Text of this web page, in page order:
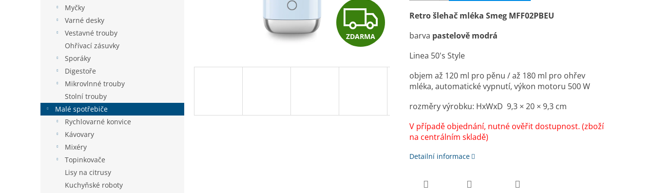
Myčky
Varné desky
Vestavné trouby
Ohřívací zásuvky
Sporáky
Digestoře
Mikrovlnné trouby
Stolní trouby
Malé spotřebiče
Rychlovarné konvice
Kávovary
Mixéry
Topinkovače
Lisy na citrusy
Kuchyňské roboty
Z
D
R
ZDARMA
Retro šlehač mléka Smeg MFF02PBEU
barva pastelově modrá
Linea 50's Style
objem až 120 ml pro pěnu / až 180 ml pro ohřev
mléka, automatické vypnutí, výkon motoru 500 W
rozměry výrobku: HxWxD 9,3 × 20 × 9,3 cm
V případě objednání, nutné ověřit dostupnost. (zboží
na centrálním skladě)
Detailní informace